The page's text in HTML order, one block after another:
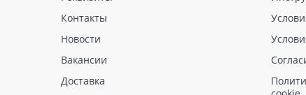
Контакты
Новости
Вакансии
Доставка